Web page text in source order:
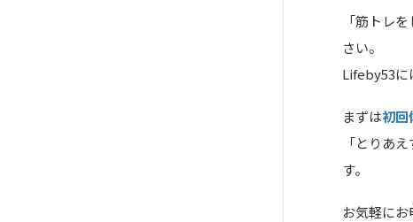
「筋トレ
さい。
Lifeby53に
まずは初回
「とりあ
す。
お気軽にお